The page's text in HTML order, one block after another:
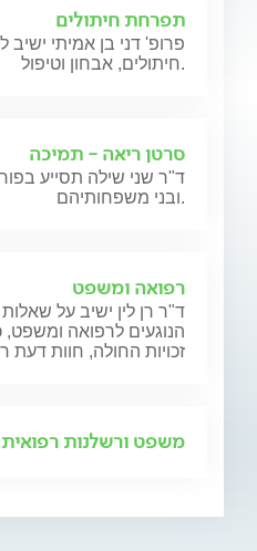
תפרחת חיתולים
פרופ' דני בן אמיתי
חיתולים, אבחון וטיפול.
סרטן ריאה - תמיכה
ד"ר שני שילה תסייע
ובני משפחותיהם.
רפואה ומשפט
ד"ר רן לין ישיב על
הנוגעים לרפואה ומשפט,
זכויות החולה, חוות דעת
משפט ורשלנות רפואית